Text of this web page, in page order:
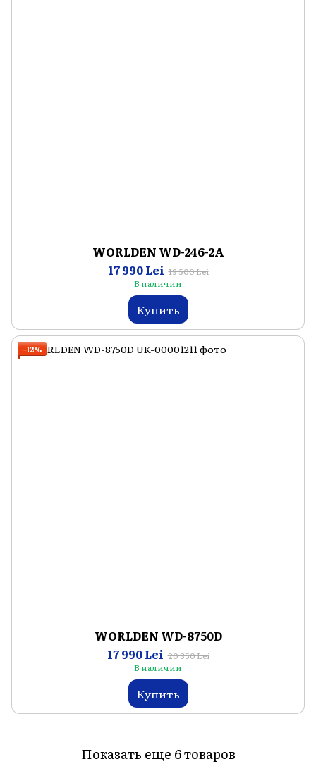
WORLDEN WD-246-2A
17 990 Lei 19 500 Lei
В наличии
Купить
−12%
WORLDEN WD-8750D
17 990 Lei 20 350 Lei
В наличии
Купить
Показать еще 6 товаров